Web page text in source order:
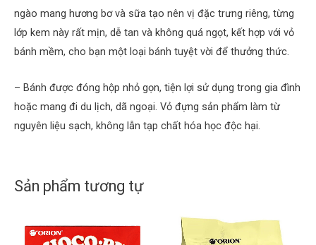
ngào mang hương bơ và sữa tạo nên vị đặc trưng riêng, từng
lớp kem này rất mịn, dễ tan và không quá ngọt, kết hợp với vỏ
bánh mềm, cho bạn một loại bánh tuyệt vời để thưởng thức.
– Bánh được đóng hộp nhỏ gọn, tiện lợi sử dụng trong gia đình
hoặc mang đi du lịch, dã ngoại. Vỏ đựng sản phẩm làm từ
nguyên liệu sạch, không lẫn tạp chất hóa học độc hại.
Sản phẩm tương tự